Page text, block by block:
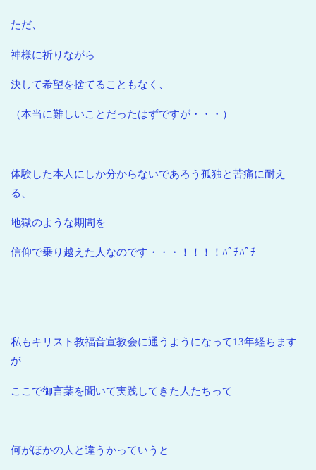
ただ、
神様に祈りながら
決して希望を捨てることもなく、
（本当に難しいことだったはずですが・・・）
体験した本人にしか分からないであろう孤独と苦痛に耐え
る、
地獄のような期間を
信仰で乗り越えた人なのです・・・！！！！ﾊﾟﾁﾊﾟﾁ
私もキリスト教福音宣教会に通うようになって13年経ちます
が
ここで御言葉を聞いて実践してきた人たちって
何がほかの人と違うかっていうと